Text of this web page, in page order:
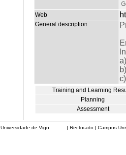
Web
General description
Training and Learning
Planning
Assessment
Universidade de Vigo | Rectorado | Campus